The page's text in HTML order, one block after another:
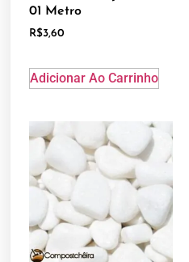
01 Metro
R$3,60
Adicionar Ao Carrinho